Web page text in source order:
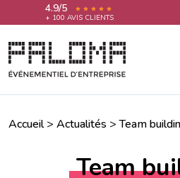
4.9/5
+ 100 AVIS CLIENTS
Accueil> Actualités >Team
Team